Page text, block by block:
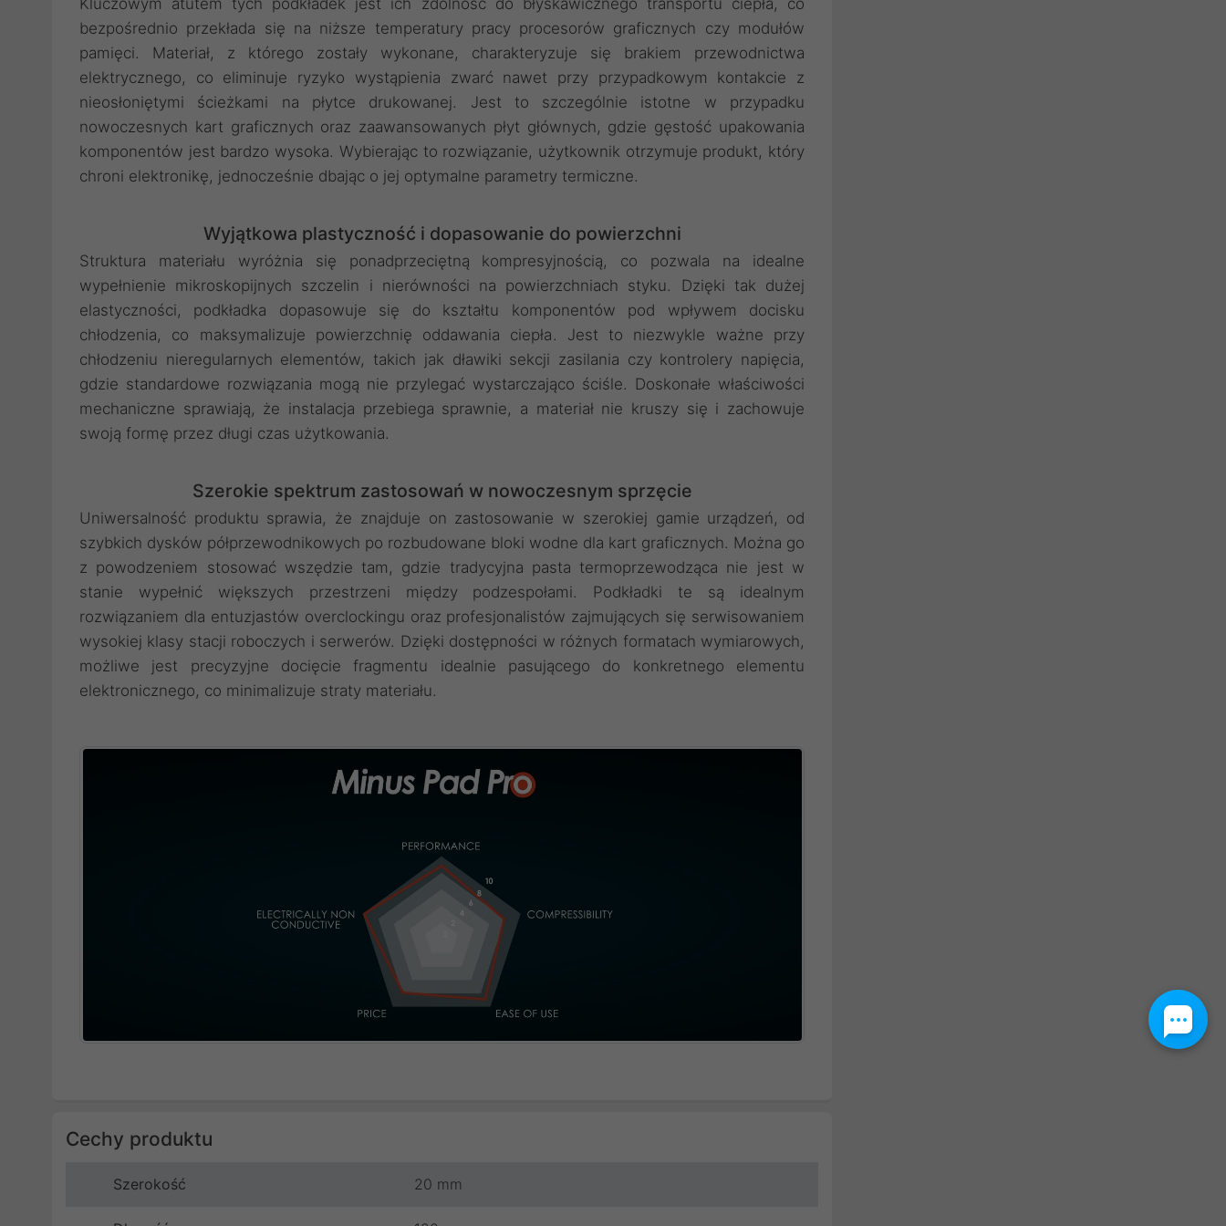
bezpośrednio przekłada się na niższe temperatury pracy procesorów graficznych czy modułów
pamięci. Materiał, z którego zostały wykonane, charakteryzuje się brakiem przewodnictwa
elektrycznego, co eliminuje ryzyko wystąpienia zwarć nawet przy przypadkowym kontakcie z
nieosłoniętymi ścieżkami na płytce drukowanej. Jest to szczególnie istotne w przypadku
nowoczesnych kart graficznych oraz zaawansowanych płyt głównych, gdzie gęstość upakowania
komponentów jest bardzo wysoka. Wybierając to rozwiązanie, użytkownik otrzymuje produkt, który
chroni elektronikę, jednocześnie dbając o jej optymalne parametry termiczne.
Wyjątkowa plastyczność i dopasowanie do powierzchni
Struktura materiału wyróżnia się ponadprzeciętną kompresyjnością, co pozwala na idealne
wypełnienie mikroskopijnych szczelin i nierówności na powierzchniach styku. Dzięki tak dużej
elastyczności, podkładka dopasowuje się do kształtu komponentów pod wpływem docisku
chłodzenia, co maksymalizuje powierzchnię oddawania ciepła. Jest to niezwykle ważne przy
chłodzeniu nieregularnych elementów, takich jak dławiki sekcji zasilania czy kontrolery napięcia,
gdzie standardowe rozwiązania mogą nie przylegać wystarczająco ściśle. Doskonałe właściwości
mechaniczne sprawiają, że instalacja przebiega sprawnie, a materiał nie kruszy się i zachowuje
swoją formę przez długi czas użytkowania.
Szerokie spektrum zastosowań w nowoczesnym sprzęcie
Uniwersalność produktu sprawia, że znajduje on zastosowanie w szerokiej gamie urządzeń, od
szybkich dysków półprzewodnikowych po rozbudowane bloki wodne dla kart graficznych. Można go
z powodzeniem stosować wszędzie tam, gdzie tradycyjna pasta termoprzewodząca nie jest w
stanie wypełnić większych przestrzeni między podzespołami. Podkładki te są idealnym
rozwiązaniem dla entuzjastów overclockingu oraz profesjonalistów zajmujących się serwisowaniem
wysokiej klasy stacji roboczych i serwerów. Dzięki dostępności w różnych formatach wymiarowych,
możliwe jest precyzyjne docięcie fragmentu idealnie pasującego do konkretnego elementu
elektronicznego, co minimalizuje straty materiału.
Cechy produktu
Szerokość 20 mm